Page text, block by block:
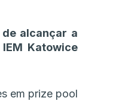
alcançar a
Katowice
em prize pool